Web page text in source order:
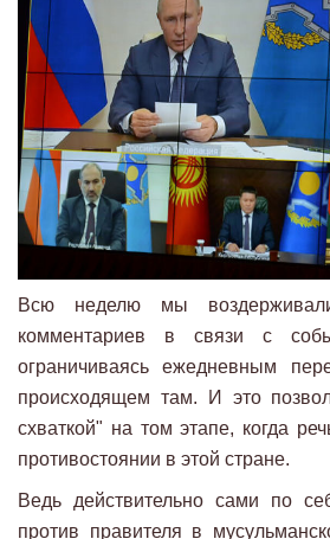
Всю неделю мы
комментариев в связи с
ограничиваясь ежедневным
происходящем там. И это
схваткой" на том этапе, когда
противостоянии в этой стране.
Ведь действительно сами по
против правителя в